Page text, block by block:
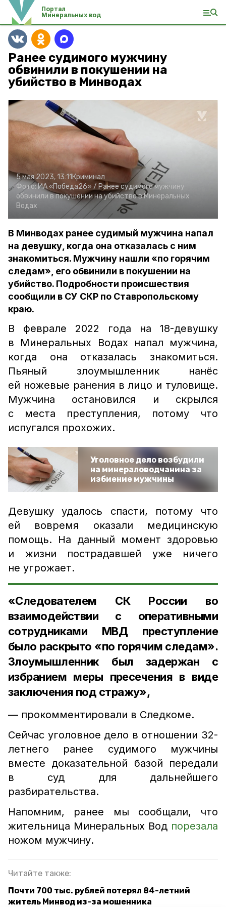
Портал
Минеральных вод
Ранее судимого мужчину
обвинили в покушении на
убийство в Минводах
5 мая 2023, 13:11 Криминал
Фото:ИА «Победа26» / Ранее судимого мужчину
обвинили в покушении на убийство в Минеральных
Водах
В Минводах ранее судимый мужчина напал
на девушку, когда она отказалась с ним
знакомиться. Мужчину нашли «по горячим
следам», его обвинили в покушении на
убийство. Подробности происшествия
сообщили в СУ СКР по Ставропольскому
краю.
В феврале 2022 года на 18-девушку
в Минеральных Водах напал мужчина,
когда она отказалась знакомиться.
Пьяный злоумышленник нанёс
ей ножевые ранения в лицо и туловище.
Мужчина остановился и скрылся
с места преступления, потому что
испугался прохожих.
Уголовное дело возбудили
на минераловодчанина за
избиение мужчины
Девушку удалось спасти, потому что
ей вовремя оказали медицинскую
помощь. На данный момент здоровью
и жизни пострадавшей уже ничего
не угрожает.
«Следователем СК России во
взаимодействии с оперативными
сотрудниками МВД преступление
было раскрыто «по горячим следам».
Злоумышленник был задержан с
избранием меры пресечения в виде
заключения под стражу»,
— прокомментировали в Следкоме.
Сейчас уголовное дело в отношении 32-
летнего ранее судимого мужчины
вместе доказательной базой передали
в суд для дальнейшего
разбирательства.
Напомним, ранее мы сообщали, что
жительница Минеральных Вод порезала
ножом мужчину.
Читайте также:
Почти 700 тыс. рублей потерял 84-летний
житель Минвод из-за мошенника